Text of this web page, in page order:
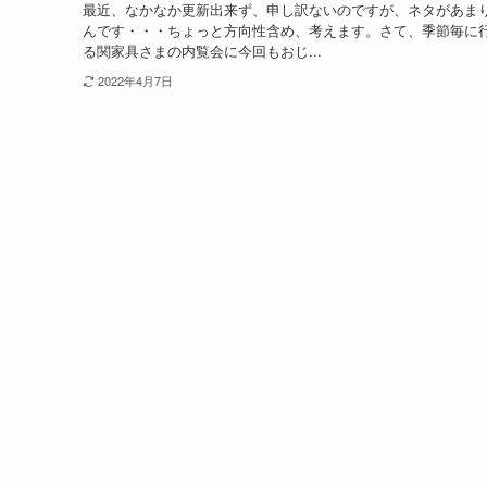
最近、なかなか更新出来ず、申し訳ないのですが、ネタがあま
んです・・・ちょっと方向性含め、考えます。さて、季節毎に
る関家具さまの内覧会に今回もおじ...
2022年4月7日